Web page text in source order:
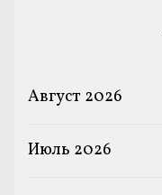
Август 2026
Июль 2026